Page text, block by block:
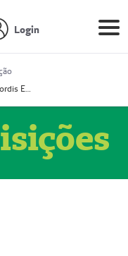
Login
Prestador Decordis Exames Cardiológicos LTDA (51004346-0)